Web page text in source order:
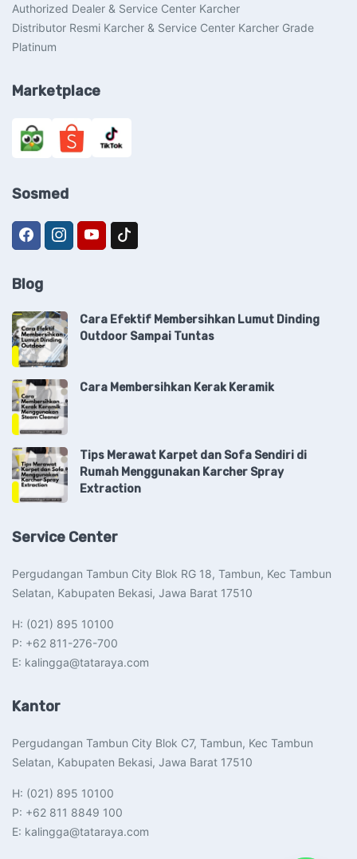
Authorized Dealer & Service Center Karcher
Distributor Resmi Karcher & Service Center Karcher Grade
Platinum
Marketplace
Sosmed
Blog
Cara Efektif Membersihkan Lumut Dinding
Outdoor Sampai Tuntas
Cara Membersihkan Kerak Keramik
Tips Merawat Karpet dan Sofa Sendiri di
Rumah Menggunakan Karcher Spray
Extraction
Service Center
Pergudangan Tambun City Blok RG 18, Tambun, Kec Tambun
Selatan, Kabupaten Bekasi, Jawa Barat 17510​
H: (021) 895 10100
P: +62 811-276-700
E: kalingga@tataraya.com
Kantor
Pergudangan Tambun City Blok C7, Tambun, Kec Tambun
Selatan, Kabupaten Bekasi, Jawa Barat 17510​
H: (021) 895 10100
P: +62 811 8849 100
E: kalingga@tataraya.com